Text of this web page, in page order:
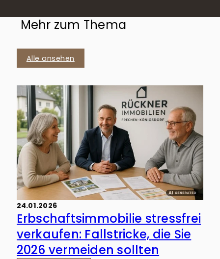
Mehr zum Thema
Alle ansehen
24.01.2026
Erbschaftsimmobilie stressfrei
verkaufen: Fallstricke, die Sie
2026 vermeiden sollten